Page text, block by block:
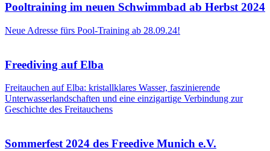
Pooltraining im neuen Schwimmbad ab Herbst 2024
Neue Adresse fürs Pool-Training ab 28.09.24!
Freediving auf Elba
Freitauchen auf Elba: kristallklares Wasser, faszinierende
Unterwasserlandschaften und eine einzigartige Verbindung zur
Geschichte des Freitauchens
Sommerfest 2024 des Freedive Munich e.V.